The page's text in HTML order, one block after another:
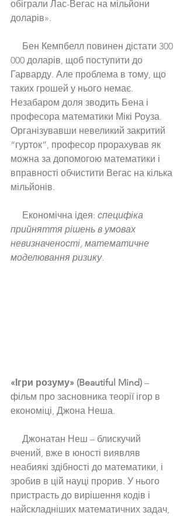
обіграли Лас-Вегас на мільйони
доларів».
000 доларів, щоб поступити до
Гарварду. Але проблема в тому, що
таких грошей у нього немає.
Незабаром доля зводить Бена і
професора математики Мікі Роуза.
Організувавши невеликий закритий
“гурток”, професор прорахував як
можна за допомогою математики і
вправності обчистити Вегас на кілька
мільйонів.
     Економічна ідея:
специфіка
прийняття рішень в умовах
невизначеності, математичне
моделювання ризику.
«Ігри розуму» (Beautiful Mind) –
фільм про засновника теорії ігор в
економіці, Джона Неша.
вчений, вже в юності виявляв
неабиякі здібності до математики, і
зробив в цій науці прорив. У нього
пристрасть до вирішення кодів і
найскладніших математичних задач,